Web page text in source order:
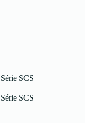
SCS –
SCS –